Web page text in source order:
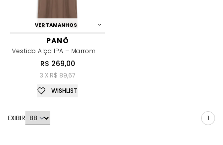
VER TAMANHOS
PANÔ
Vestido Alça IPA – Marrom
R$ 269,00
3 X R$ 89,67
WISHLIST
EXIBIR 1